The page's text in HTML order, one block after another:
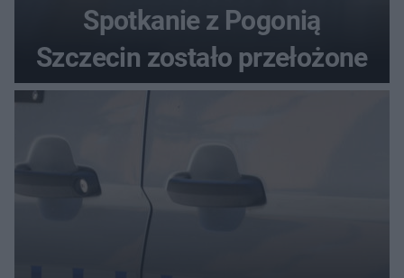
Spotkanie z Pogonią
Szczecin zostało przełożone